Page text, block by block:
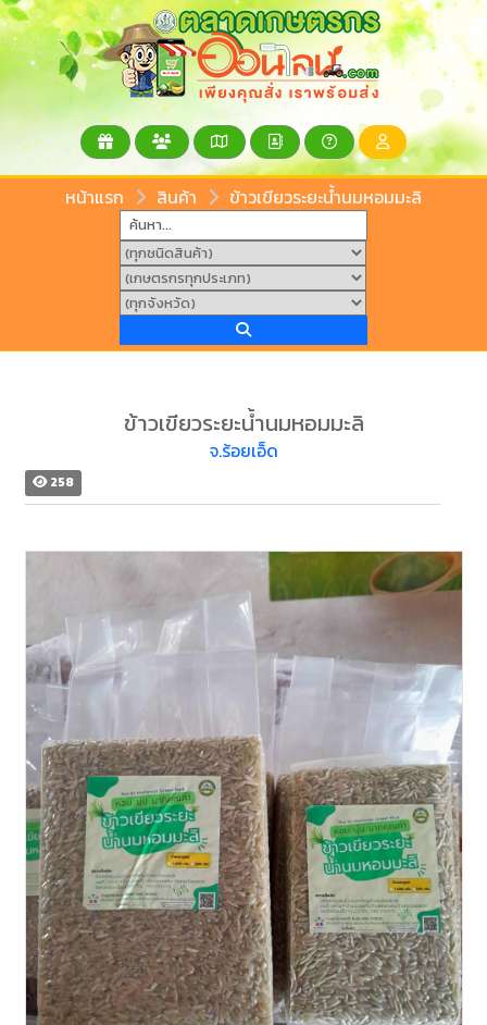
หน้าแรก สินค้า ข้าวเขียวระยะน้ำนมหอมมะลิ
ข้าวเขียวระยะน้ำนมหอมมะลิ
จ.ร้อยเอ็ด
258